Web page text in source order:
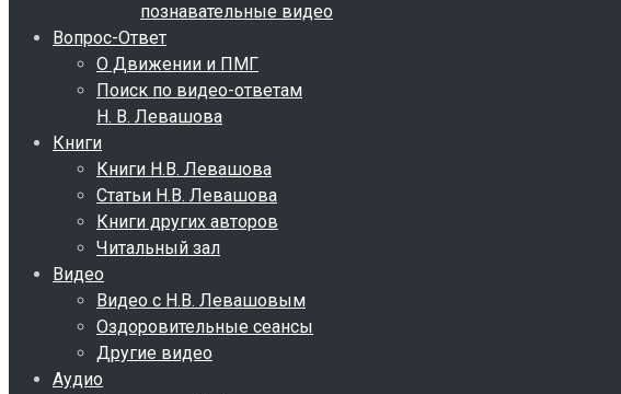
познавательные видео
Вопрос-Ответ
О Движении и ПМГ
Поиск по видео-ответам
Н. В. Левашова
Книги
Книги Н.В. Левашова
Статьи Н.В. Левашова
Книги других авторов
Читальный зал
Видео
Видео с Н.В. Левашовым
Оздоровительные сеансы
Другие видео
Аудио